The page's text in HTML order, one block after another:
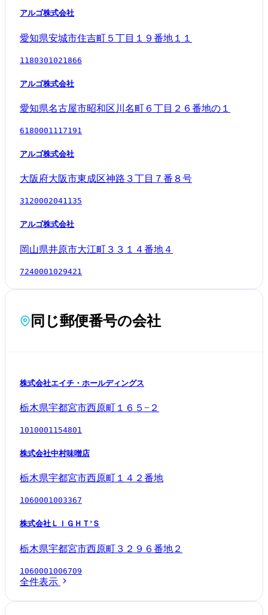
アルゴ株式会社
愛知県安城市住吉町５丁目１９番地１１
1180301021866
アルゴ株式会社
愛知県名古屋市昭和区川名町６丁目２６番地の１
6180001117191
アルゴ株式会社
大阪府大阪市東成区神路３丁目７番８号
3120002041135
アルゴ株式会社
岡山県井原市大江町３３１４番地４
7240001029421
同じ郵便番号の会社
株式会社エイチ・ホールディングス
栃木県宇都宮市西原町１６５−２
1010001154801
株式会社中村味噌店
栃木県宇都宮市西原町１４２番地
1060001003367
株式会社ＬＩＧＨＴ’Ｓ
栃木県宇都宮市西原町３２９６番地２
1060001006709
全件表示